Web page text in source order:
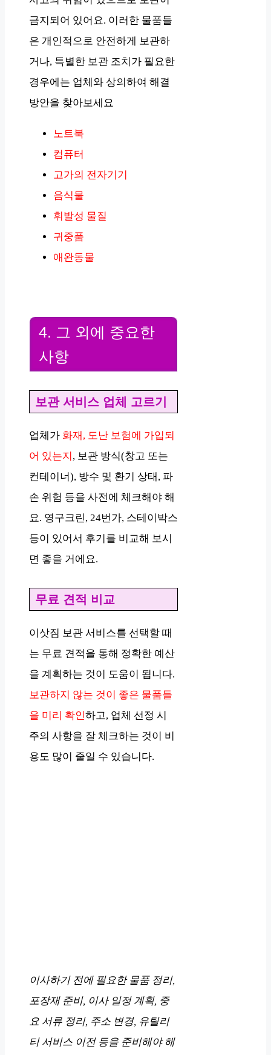
금지되어 있어요. 이러한 물품들
은 개인적으로 안전하게 보관하
거나, 특별한 보관 조치가 필요한
경우에는 업체와 상의하여 해결
방안을 찾아보세요
노트북
컴퓨터
고가의 전자기기
음식물
휘발성 물질
귀중품
애완동물
4. 그 외에 중요한
사항
보관 서비스 업체 고르기
업체가 화재, 도난 보험에 가입되
어 있는지 , 보관 방식(창고 또는
컨테이너), 방수 및 환기 상태, 파
손 위험 등을 사전에 체크해야 해
요. 영구크린, 24번가, 스테이박스
등이 있어서 후기를 비교해 보시
면 좋을 거에요.
무료 견적 비교
이삿짐 보관 서비스를 선택할 때
는 무료 견적을 통해 정확한 예산
을 계획하는 것이 도움이 됩니다.
보관하지 않는 것이 좋은 물품들
을 미리 확인하고, 업체 선정 시
주의 사항을 잘 체크하는 것이 비
용도 많이 줄일 수 있습니다.
이사하기 전에 필요한 물품 정리,
포장재 준비, 이사 일정 계획, 중
요 서류 정리, 주소 변경, 유틸리
티 서비스 이전 등을 준비해야 해